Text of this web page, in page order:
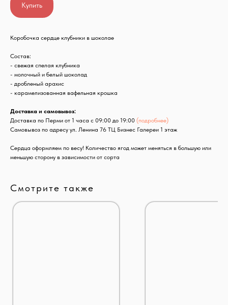
Купить
Коробочка сердце клубники в шоколае
Состав:
- свежая спелая клубника
- молочный и белый шоколад
- дробленый арахис
- карамелизованная вафельная крошка
Доставка и самовывоз:
Доставка по Перми от 1 часа с 09:00 до 19:00 (подробнее)
Самовывоз по адресу ул. Ленина 76 ТЦ Бизнес Галереи 1 этаж
Сердца оформляем по весу! Количество ягод может меняться в большую или
меньшую сторону в зависимости от сорта
Смотрите также